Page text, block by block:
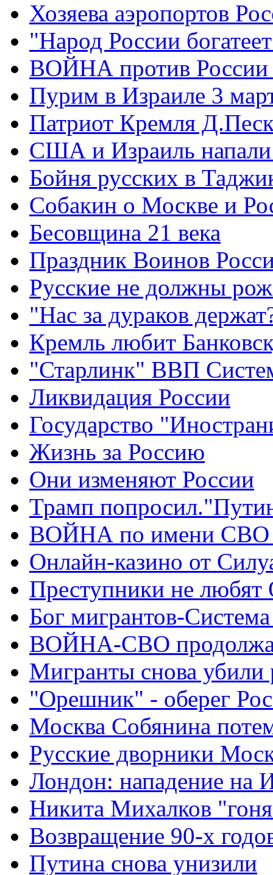
Хозяева аэропортов
"Народ России
ВОЙНА против России
Пурим в Израиле 3
Патриот Кремля
США и Израиль
Бойня русских в
Собакин о Москве и
Бесовщина 21 века
Праздник Воинов
Русские не должны
"Нас за дураков
Кремль любит
"Старлинк" ВВП
Ликвидация России
Государство
Жизнь за Россию
Они изменяют России
Трамп
ВОЙНА по имени СВО
Онлайн-казино от
Преступники не
Бог мигрантов-
ВОЙНА-СВО
Мигранты снова убили
"Орешник" - оберег
Москва Собянина
Русские дворники
Лондон: нападение на
Никита Михалков
Возвращение 90-х
Путина снова унизили